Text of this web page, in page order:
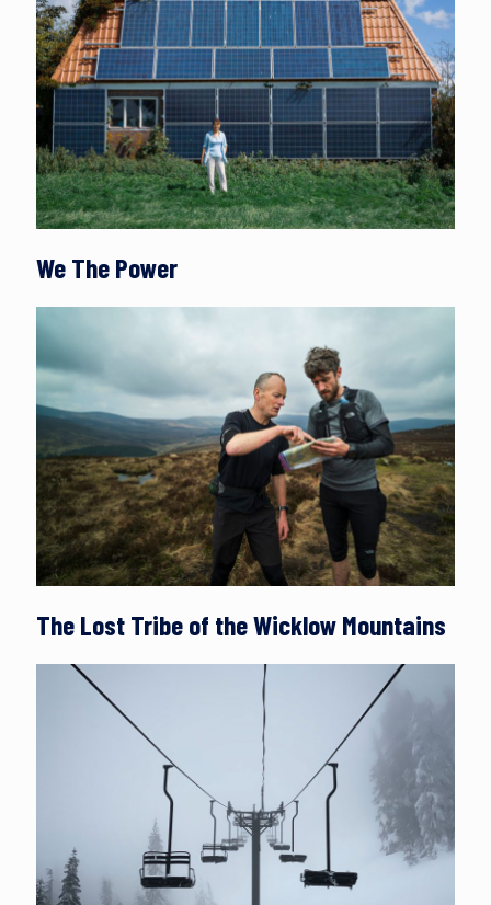
We The Power
The Lost Tribe of the Wicklow Mountains